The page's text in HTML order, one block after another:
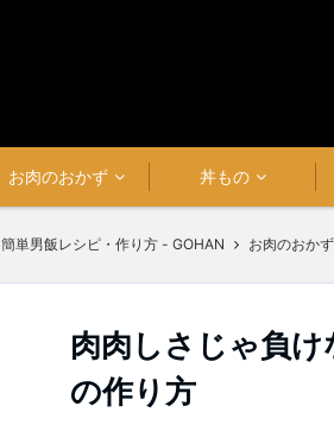
お肉のおかず 丼もの
簡単男飯レシピ・作り方 - GOHAN お肉のおかず
肉肉しさじゃ負け
の作り方